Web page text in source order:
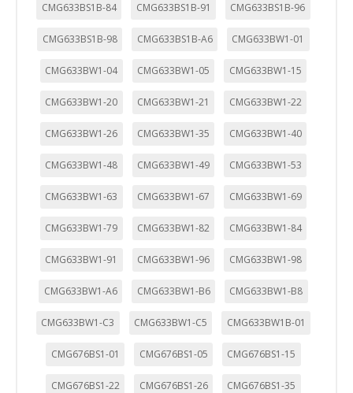
CMG633BS1B-84 CMG633BS1B-91 CMG633BS1B-96
CMG633BS1B-98 CMG633BS1B-A6 CMG633BW1-01
CMG633BW1-04 CMG633BW1-05 CMG633BW1-15
CMG633BW1-20 CMG633BW1-21 CMG633BW1-22
CMG633BW1-26 CMG633BW1-35 CMG633BW1-40
CMG633BW1-48 CMG633BW1-49 CMG633BW1-53
CMG633BW1-63 CMG633BW1-67 CMG633BW1-69
CMG633BW1-79 CMG633BW1-82 CMG633BW1-84
CMG633BW1-91 CMG633BW1-96 CMG633BW1-98
CMG633BW1-A6 CMG633BW1-B6 CMG633BW1-B8
CMG633BW1-C3 CMG633BW1-C5 CMG633BW1B-01
CMG676BS1-01 CMG676BS1-05 CMG676BS1-15
CMG676BS1-22 CMG676BS1-26 CMG676BS1-35